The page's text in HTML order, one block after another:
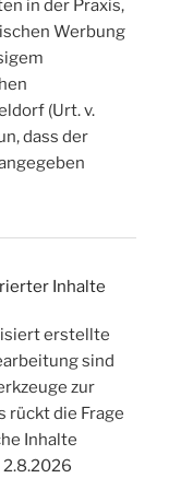
in der Praxis,
Werbung
(Urt. v.
dass der
Inhalte
erstellte
sind
zur
rückt die Frage
Inhalte